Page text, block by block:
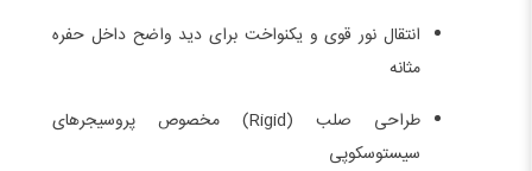
انتقال نور قوی و یکنواخت برای دید واضح داخل حفره
مثانه
طراحی صلب (Rigid) مخصوص پروسیجرهای
سیستوسکوپی